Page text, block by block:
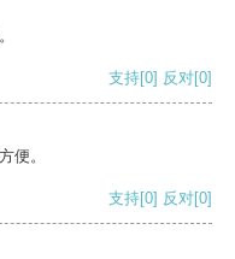
支持[0] 反对[0]
便。
支持[0] 反对[0]